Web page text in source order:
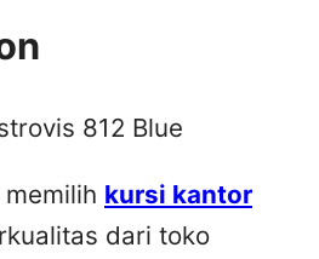
812 Blue
kursi kantor
dari toko